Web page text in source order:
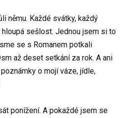
němu. Každé svátky, každý
sešlost. Jednou jsem si to
se s Romanem potkali
až deset setkání za rok. A ani
o mojí váze, jídle,
ponížení. A pokaždé jsem se